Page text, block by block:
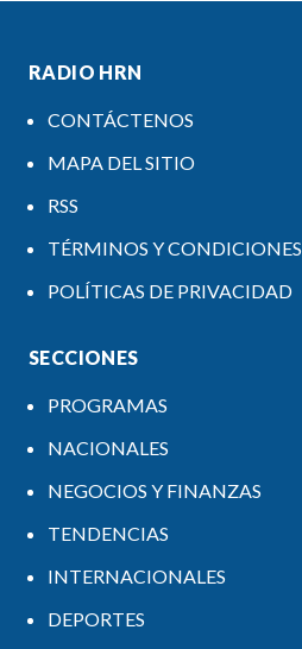
RADIO HRN
CONTÁCTENOS
MAPA DEL SITIO
RSS
TÉRMINOS Y CONDICIONES
POLÍTICAS DE PRIVACIDAD
SECCIONES
PROGRAMAS
NACIONALES
NEGOCIOS Y FINANZAS
TENDENCIAS
INTERNACIONALES
DEPORTES